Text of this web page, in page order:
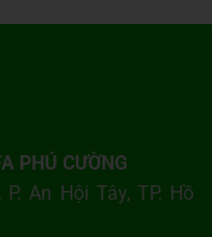
PHÚ CƯỜNG
An Hội Tây, TP. Hồ